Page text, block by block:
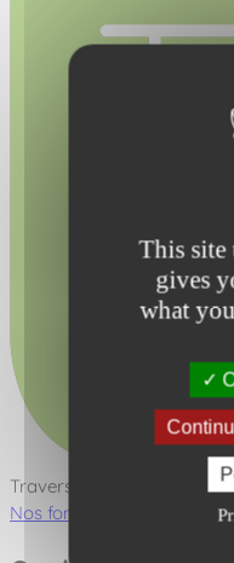
This site
gives
what
Traverser
Nos fonctions ludiques